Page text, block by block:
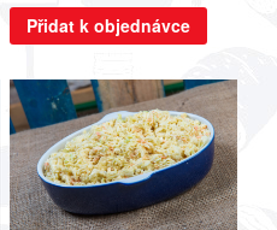
Přidat k objednávce